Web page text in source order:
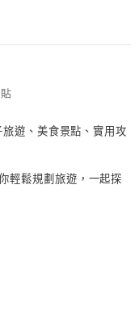
遊、美食景點、實用攻
輕鬆規劃旅遊，一起探